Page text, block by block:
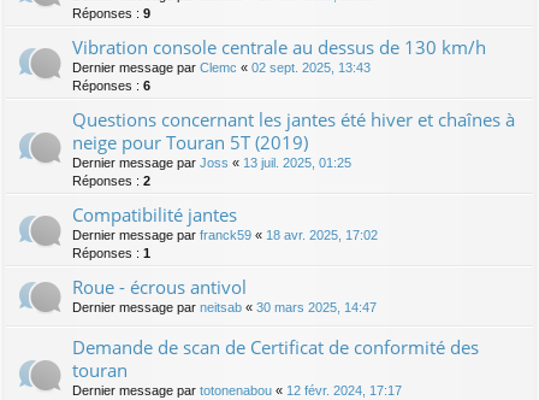
Réponses : 9
Vibration console centrale au dessus de 130 km/h
Dernier message par Clemc « 02 sept. 2025, 13:43
Réponses : 6
Questions concernant les jantes été hiver et chaînes à
neige pour Touran 5T (2019)
Dernier message par Joss « 13 juil. 2025, 01:25
Réponses : 2
Compatibilité jantes
Dernier message par franck59 « 18 avr. 2025, 17:02
Réponses : 1
Roue - écrous antivol
Dernier message par neitsab « 30 mars 2025, 14:47
Demande de scan de Certificat de conformité des
touran
Dernier message par totonenabou « 12 févr. 2024, 17:17